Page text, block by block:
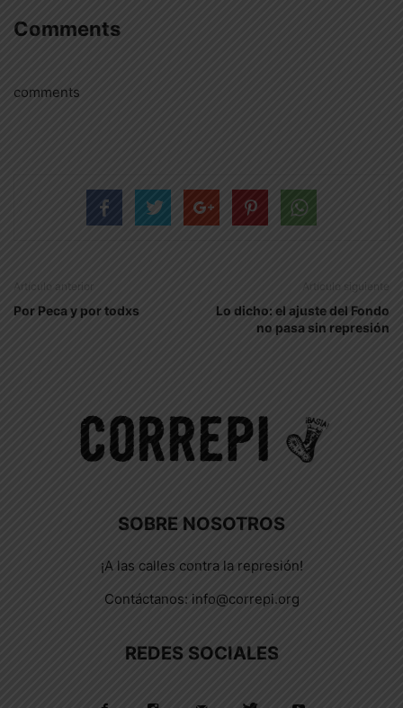
Comments
comments
Artículo anterior
Por Peca y por todxs
Artículo siguiente
Lo dicho: el ajuste del Fondo
no pasa sin represión
SOBRE NOSOTROS
¡A las calles contra la represión!
Contáctanos: info@correpi.org
REDES SOCIALES